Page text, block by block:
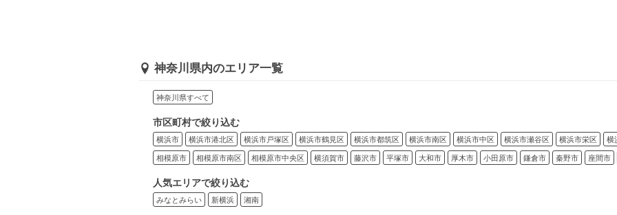
神奈川県内のエリア一覧
神奈川県すべて
市区町村で絞り込む
横浜市 横浜市港北区 横浜市戸塚区 横浜市鶴見区 横浜市都筑区 横浜市南区 横浜市中区 横浜市瀬谷区 横浜市栄区 横
相模原市 相模原市南区 相模原市中央区 横須賀市 藤沢市 平塚市 大和市 厚木市 小田原市 鎌倉市 秦野市 座間市
人気エリアで絞り込む
みなとみらい 新横浜 湘南